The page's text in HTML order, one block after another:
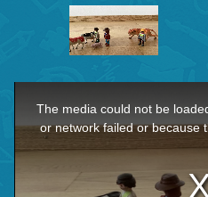
modal
The media could not be
or network failed or because